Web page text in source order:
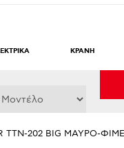
ΚΡΑΝΗ
TTN-202 BIG ΜΑΥΡΟ-